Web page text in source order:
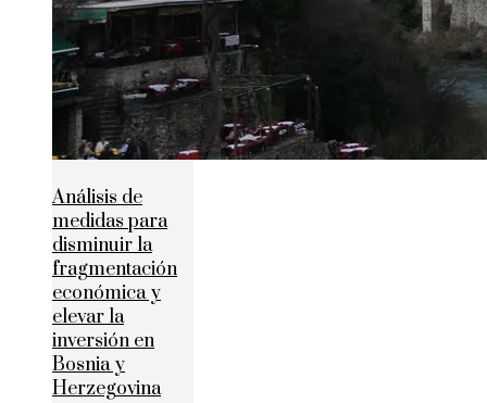
Análisis de
medidas para
disminuir la
fragmentación
económica y
elevar la
inversión en
Bosnia y
Herzegovina